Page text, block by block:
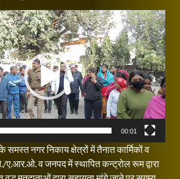
00:01
नगर निकाय क्षेत्रों में तैनात कार्मिकों व
व जनपद में स्थापित कन्ट्रोल रूम द्वारा